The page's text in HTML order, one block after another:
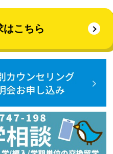
はこちら